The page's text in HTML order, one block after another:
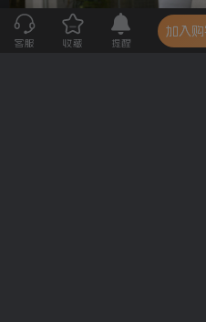
客服 收藏 提醒
加入购